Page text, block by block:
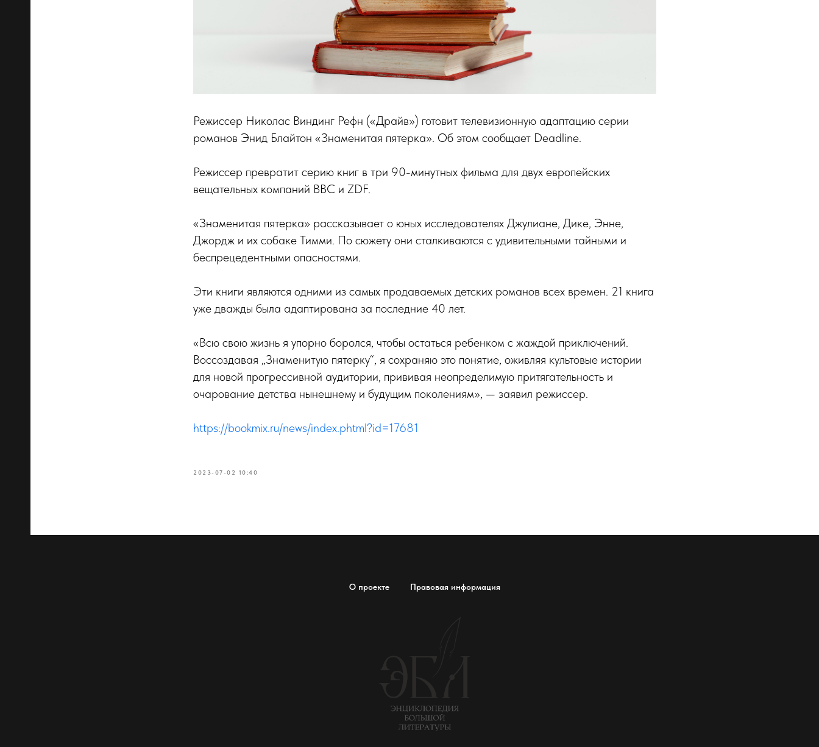
Режиссер Николас Виндинг Рефн («Драйв») готовит телевизионную адаптацию серии
романов Энид Блайтон «Знаменитая пятерка». Об этом сообщает Deadline.
Режиссер превратит серию книг в три 90-минутных фильма для двух европейских
вещательных компаний BBC и ZDF.
«Знаменитая пятерка» рассказывает о юных исследователях Джулиане, Дике, Энне,
Джордж и их собаке Тимми. По сюжету они сталкиваются с удивительными тайными и
беспрецедентными опасностями.
Эти книги являются одними из самых продаваемых детских романов всех времен. 21 книга
уже дважды была адаптирована за последние 40 лет.
«Всю свою жизнь я упорно боролся, чтобы остаться ребенком с жаждой приключений.
Воссоздавая „Знаменитую пятерку“, я сохраняю это понятие, оживляя культовые истории
для новой прогрессивной аудитории, прививая неопределимую притягательность и
очарование детства нынешнему и будущим поколениям», — заявил режиссер.
https://bookmix.ru/news/index.phtml?id=17681
2023-07-02 10:40
О проекте Правовая информация